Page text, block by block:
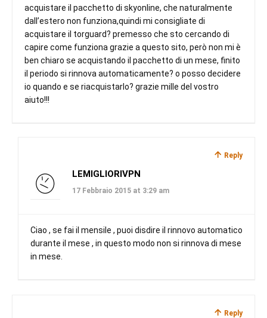
acquistare il pacchetto di skyonline, che naturalmente
dall’estero non funziona,quindi mi consigliate di
acquistare il torguard? premesso che sto cercando di
capire come funziona grazie a questo sito, però non mi è
ben chiaro se acquistando il pacchetto di un mese, finito
il periodo si rinnova automaticamente? o posso decidere
io quando e se riacquistarlo? grazie mille del vostro
aiuto!!!
Reply
LEMIGLIORIVPN
17 Febbraio 2015 at 3:29 am
Ciao , se fai il mensile , puoi disdire il rinnovo automatico
durante il mese , in questo modo non si rinnova di mese
in mese.
Reply